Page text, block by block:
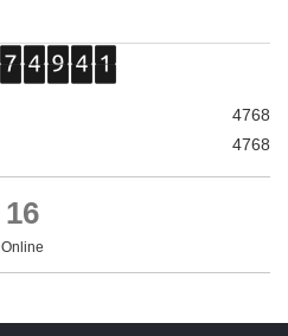
4768
4768
16
Online